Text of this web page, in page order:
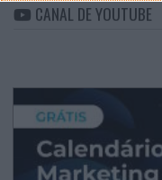
CANAL DE YOUTUBE